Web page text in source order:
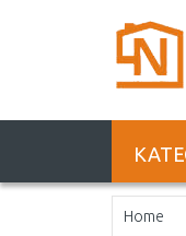
Home